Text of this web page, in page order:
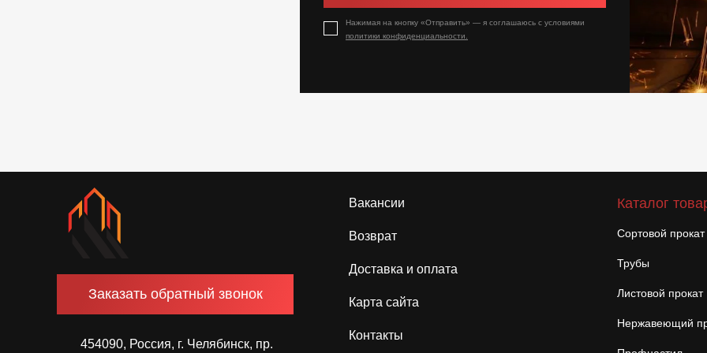
Нажимая на кнопку «Отправить» — я соглашаюсь с условиями
политики конфиденциальности.
Заказать обратный звонок
454090, Россия, г. Челябинск, пр.
Вакансии
Возврат
Доставка и оплата
Карта сайта
Контакты
Каталог
Сортовой прокат
Трубы
Листовой прокат
Нержавеющий